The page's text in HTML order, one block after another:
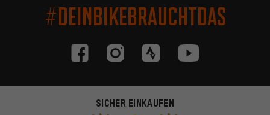
#DEINBIKEBRAUCHTDAS
SICHER EINKAUFEN